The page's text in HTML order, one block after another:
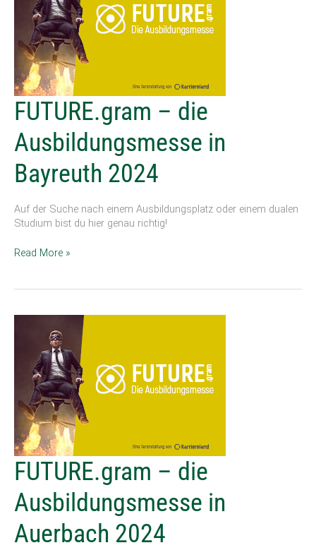
FUTURE.gram – die
Ausbildungsmesse in
Bayreuth 2024
Auf der Suche nach einem Ausbildungsplatz oder einem dualen
Studium bist du hier genau richtig!
FUTURE.gram
die
Ausbildungsmesse
Bayreuth
Read More »
FUTURE.gram – die
Ausbildungsmesse in
Auerbach 2024
FUTURE.gram
–
die
Ausbildungsmesse
Auerbach